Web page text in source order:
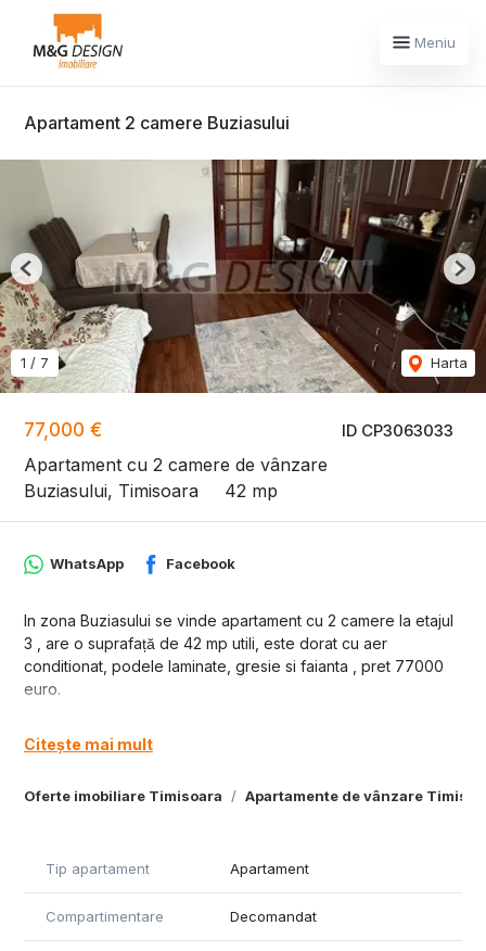
Meniu
Apartament 2 camere Buziasului
ID CP3063033
77,000 €
Apartament cu 2 camere de vânzare
Buziasului, Timisoara
42 mp
1 / 7 Harta
Previous
Oferte imobiliare Timisoara Apartamente de vânzare
WhatsApp Facebook
In zona Buziasului se vinde apartament cu 2 camere la etajul
3 , are o suprafață de 42 mp utili, este dorat cu aer
conditionat, podele laminate, gresie si faianta , pret 77000
euro.
Citește mai mult
Tip apartament Apartament
Compartimentare Decomandat